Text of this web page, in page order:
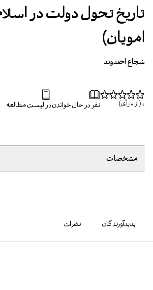
تاریخ تحول دولت در
امویان)
شجاع احمدوند
0 (از 0 رأی) نفر در حال خواندندر لیست مطالعه
مشخصات
پدیدآورندگان نظرات